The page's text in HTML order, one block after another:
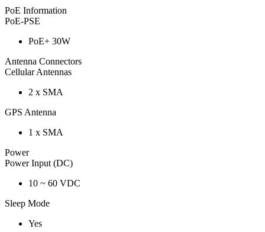
PoE Information
PoE-PSE
PoE+ 30W
Antenna Connectors
Cellular Antennas
2 x SMA
GPS Antenna
1 x SMA
Power
Power Input (DC)
10 ~ 60 VDC
Sleep Mode
Yes